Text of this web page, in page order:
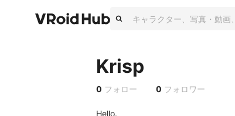
Krisp
0 フォロー 0 フォロワー
Hello.